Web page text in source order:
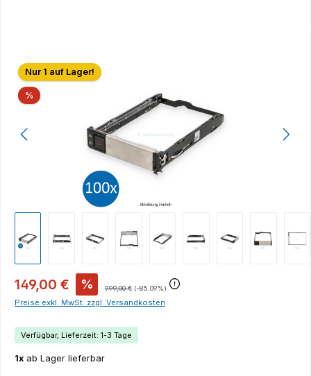
Bildergalerie überspringen
Nur 1 auf Lager!
% Rabatt
149,00 € % 999,00 € (-85.09%)
Preise exkl. MwSt. zzgl. Versandkosten
Verfügbar, Lieferzeit: 1-3 Tage
1x ab Lager lieferbar